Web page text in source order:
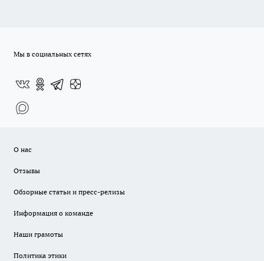
Мы в социальных сетях
О нас
Отзывы
Обзорные статьи и пресс-релизы
Информация о команде
Наши грамоты
Политика этики